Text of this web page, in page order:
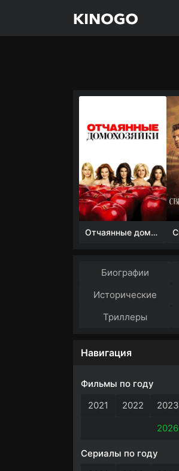
Отчаянные домохозяйки (1 сезон)
Биографии
Исторические
Триллеры
Навигация
Фильмы по году
2021
2022 2023
2026
Сериалы по году